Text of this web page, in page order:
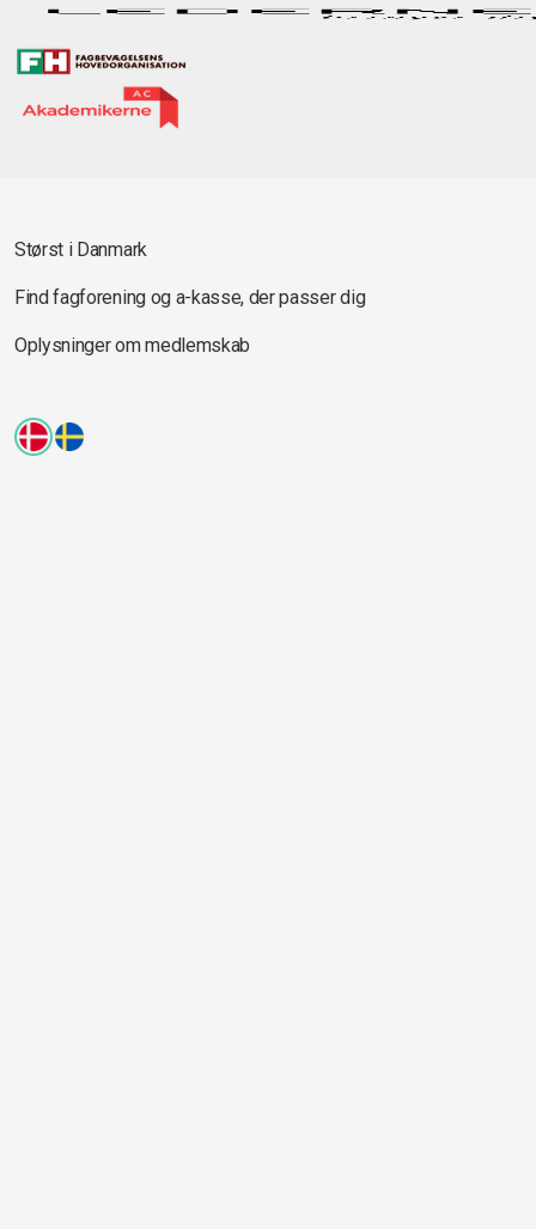
Størst i Danmark
Find fagforening og a-kasse, der passer dig
Oplysninger om medlemskab